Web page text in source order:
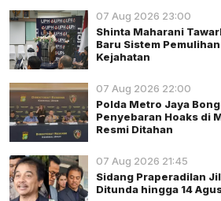
07 Aug 2026 23:00
Shinta Maharani
Baru Sistem
Kejahatan
07 Aug 2026 22:00
Polda Metro Jaya
Penyebaran Hoaks di
Resmi Ditahan
07 Aug 2026 21:45
Sidang Praperadilan
Ditunda hingga 14